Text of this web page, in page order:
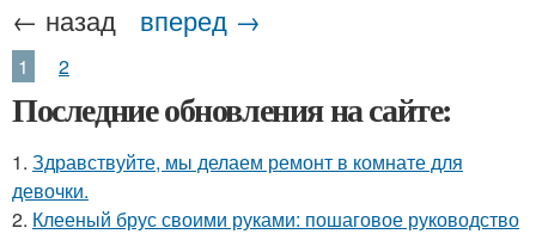
← назад вперед →
1 2
Последние обновления на сайте:
1. Здравствуйте, мы делаем ремонт в комнате для
девочки.
2. Клееный брус своими руками: пошаговое руководство